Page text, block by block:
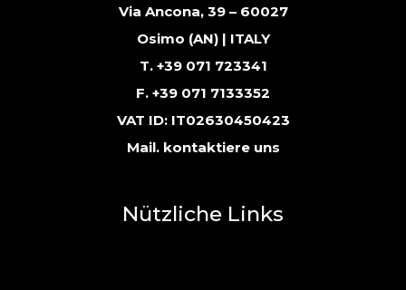
Via Ancona, 39 – 60027
Osimo (AN) | ITALY
T. +39 071 723341
F. +39 071 7133352
VAT ID: IT02630450423
Mail. kontaktiere uns
Nützliche Links